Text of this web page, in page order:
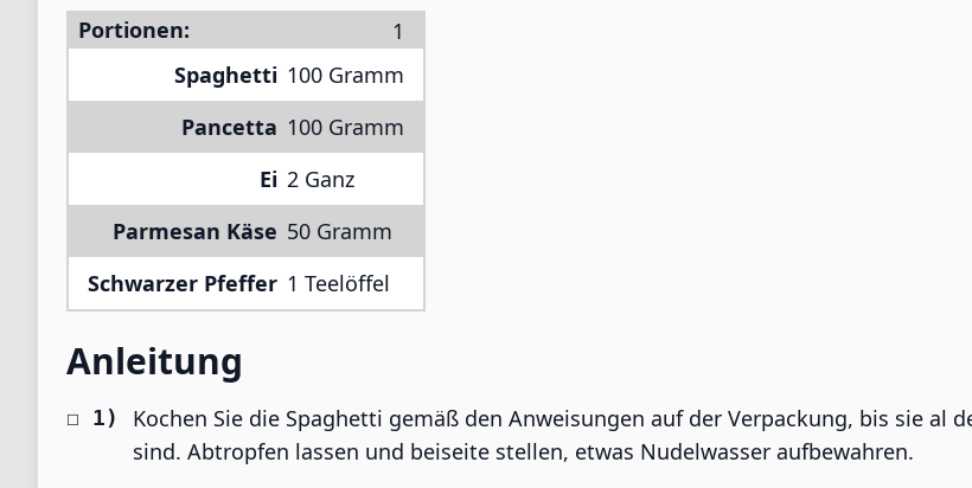
Portionen:
Spaghetti 100 Gramm
Pancetta 100 Gramm
Ei 2 Ganz
Parmesan Käse 50 Gramm
Schwarzer Pfeffer 1 Teelöffel
Anleitung
Kochen Sie die Spaghetti gemäß den Anweisungen auf der Verpackung, bis sie al
sind. Abtropfen lassen und beiseite stellen, etwas Nudelwasser aufbewahren.